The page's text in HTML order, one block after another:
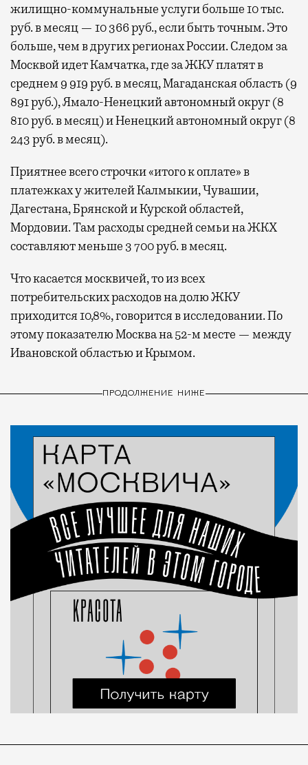
жилищно-коммунальные услуги больше 10 тыс.
руб. в месяц — 10 366 руб., если быть точным. Это
больше, чем в других регионах России. Следом за
Москвой идет Камчатка, где за ЖКУ платят в
среднем 9 919 руб. в месяц, Магаданская область (9
891 руб.), Ямало-Ненецкий автономный округ (8
810 руб. в месяц) и Ненецкий автономный округ (8
243 руб. в месяц).
Приятнее всего строчки «итого к оплате» в
платежках у жителей Калмыкии, Чувашии,
Дагестана, Брянской и Курской областей,
Мордовии. Там расходы средней семьи на ЖКХ
составляют меньше 3 700 руб. в месяц.
Что касается москвичей, то из всех
потребительских расходов на долю ЖКУ
приходится 10,8%, говорится в исследовании. По
этому показателю Москва на 52-м месте — между
Ивановской областью и Крымом.
ПРОДОЛЖЕНИЕ НИЖЕ